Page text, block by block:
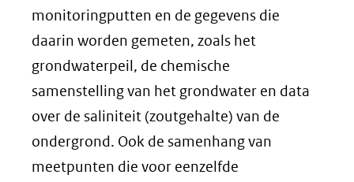
monitoringputten en de gegevens die
daarin worden gemeten, zoals het
grondwaterpeil, de chemische
samenstelling van het grondwater en data
over de saliniteit (zoutgehalte) van de
ondergrond. Ook de samenhang van
meetpunten die voor eenzelfde